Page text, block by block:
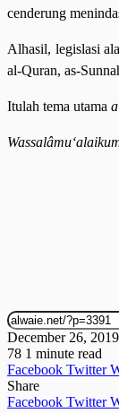
cenderung
Alhasil, legislasi
al-Quran, as-
Itulah tema utama
December 26, 2019
78 1 minute read
Facebook Twitter
Share
Facebook Twitter